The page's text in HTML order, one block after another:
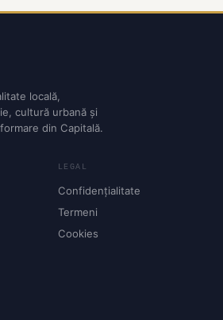
locală,
cultură urbană și
din Capitală.
LEGAL
Confidențialitate
Termeni
Cookies